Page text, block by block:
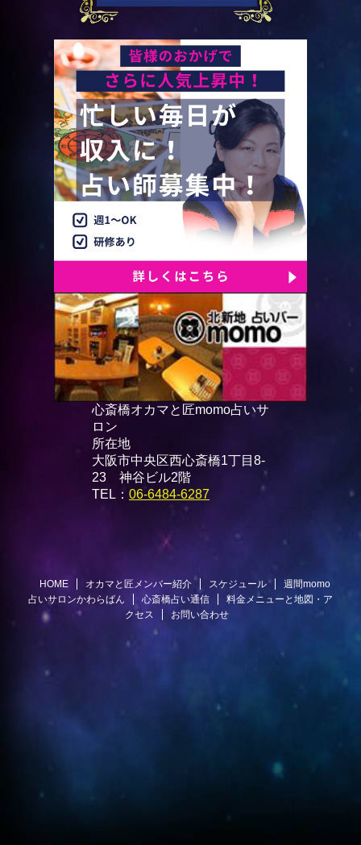
心斎橋オカマと匠momo占いサ
ロン
所在地
大阪市中央区西心斎橋1丁目8-
23 神谷ビル2階
TEL： 06-6484-6287
HOME オカマと匠メンバー紹介 スケジュール
週間momo
占いサロンかわらばん
心斎橋占い通信
料金メニューと地図・ア
クセス
お問い合わせ
@オカマと匠 momo占いサロン